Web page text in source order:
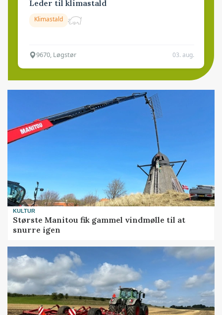
Leder til klimastald
Klimastald
9670, Løgstør 03. aug.
KULTUR
Største Manitou fik gammel vindmølle til at
snurre igen